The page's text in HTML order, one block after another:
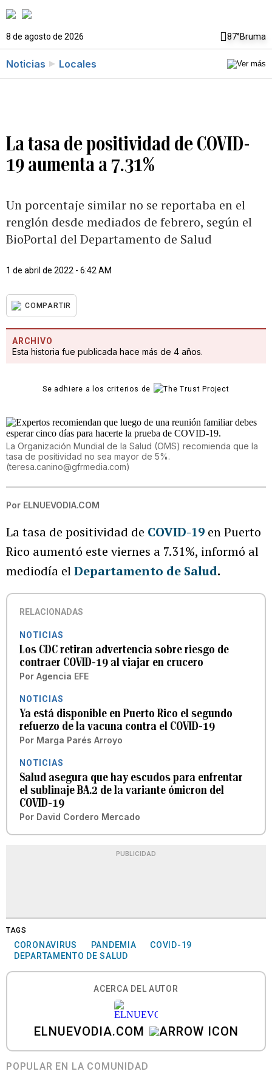
8 de agosto de 2026 87°Bruma
Noticias Locales
La tasa de positividad de COVID-
19 aumenta a 7.31%
Un porcentaje similar no se reportaba en el
renglón desde mediados de febrero, según el
BioPortal del Departamento de Salud
1 de abril de 2022 - 6:42 AM
COMPARTIR
ARCHIVO
Esta historia fue publicada hace más de 4 años.
Se adhiere a los criterios de
La Organización Mundial de la Salud (OMS) recomienda que la
tasa de positividad no sea mayor de 5%.
(teresa.canino@gfrmedia.com)
Por ELNUEVODIA.COM
La tasa de positividad de COVID-19 en Puerto
Rico aumentó este viernes a 7.31%, informó al
mediodía elDepartamento de Salud.
RELACIONADAS
NOTICIAS
Los CDC retiran advertencia sobre riesgo de
contraer COVID-19 al viajar en crucero
Por Agencia EFE
NOTICIAS
Ya está disponible en Puerto Rico el segundo
refuerzo de la vacuna contra el COVID-19
Por Marga Parés Arroyo
NOTICIAS
Salud asegura que hay escudos para enfrentar
el sublinaje BA.2 de la variante ómicron del
COVID-19
Por David Cordero Mercado
PUBLICIDAD
TAGS
CORONAVIRUS PANDEMIA
COVID-19
DEPARTAMENTO DE SALUD
ACERCA DEL AUTOR
ELNUEVODIA.COM
POPULAR EN LA COMUNIDAD